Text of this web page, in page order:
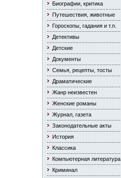
Биографии, критика
Путешествия, животные
Гороскопы, гадания и т.п.
Детективы
Детские
Документы
Семья, рецепты, тосты
Драматические
Жанр неизвестен
Женские романы
Журнал, газета
Законодательные акты
История
Классика
Компьютерная литература
Криминал